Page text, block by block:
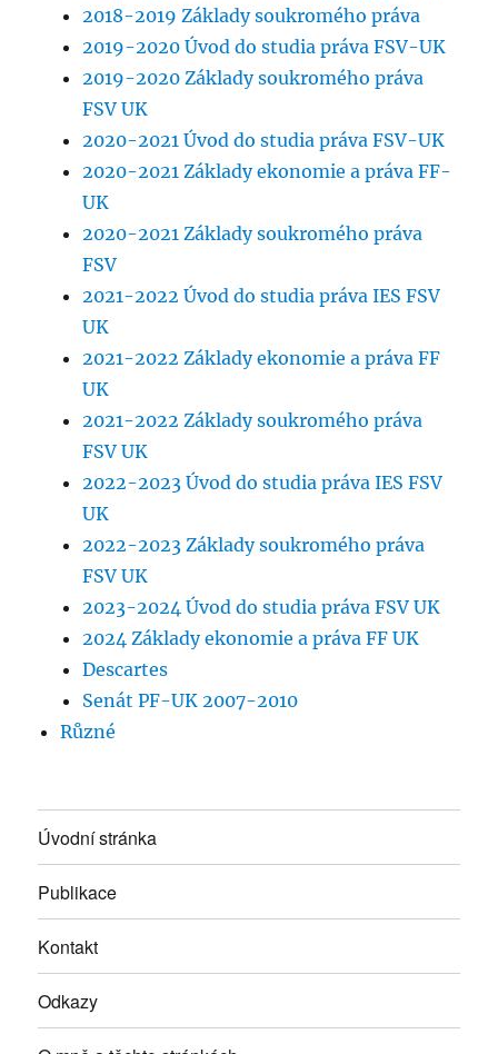
2018-2019 Základy soukromého práva
2019-2020 Úvod do studia práva FSV-UK
2019-2020 Základy soukromého práva
FSV UK
2020-2021 Úvod do studia práva FSV-UK
2020-2021 Základy ekonomie a práva FF-
UK
2020-2021 Základy soukromého práva
FSV
2021-2022 Úvod do studia práva IES FSV
UK
2021-2022 Základy ekonomie a práva FF
UK
2021-2022 Základy soukromého práva
FSV UK
2022-2023 Úvod do studia práva IES FSV
UK
2022-2023 Základy soukromého práva
FSV UK
2023-2024 Úvod do studia práva FSV UK
2024 Základy ekonomie a práva FF UK
Descartes
Senát PF-UK 2007-2010
Různé
Úvodní stránka
Publikace
Kontakt
Odkazy